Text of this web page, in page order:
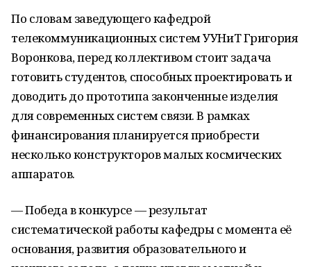
По словам заведующего кафедрой
телекоммуникационных систем УУНиТ Григория
Воронкова, перед коллективом стоит задача
готовить студентов, способных проектировать и
доводить до прототипа законченные изделия
для современных систем связи. В рамках
финансирования планируется приобрести
несколько конструкторов малых космических
аппаратов.
— Победа в конкурсе — результат
систематической работы кафедры с момента её
основания, развития образовательного и